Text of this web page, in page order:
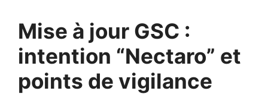
Mise à jour GSC :
intention “Nectaro” et
points de vigilance